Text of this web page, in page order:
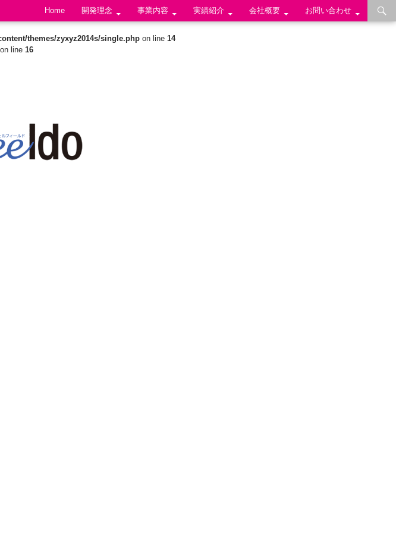
Skip to content
Home 開発理念 事業内容 実績紹介 会社概要 お問い合わせ
themes/zyxyz2014s/single.php on line 14
line 16